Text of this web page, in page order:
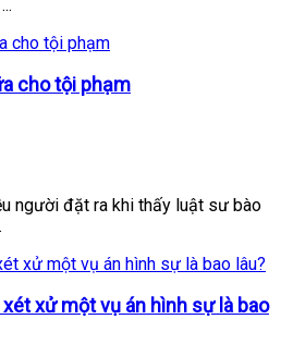
cho tội phạm
người đặt ra khi thấy luật sư bào
xử một vụ án hình sự là bao